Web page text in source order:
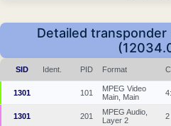
Detailed
SID Ident. PID Format
1301 101
MPEG Video
Main, Main
1301 201
MPEG Audio,
Layer 2
2